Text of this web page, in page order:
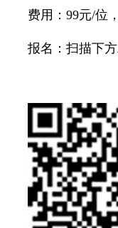
费用：99元/位
报名：扫描下